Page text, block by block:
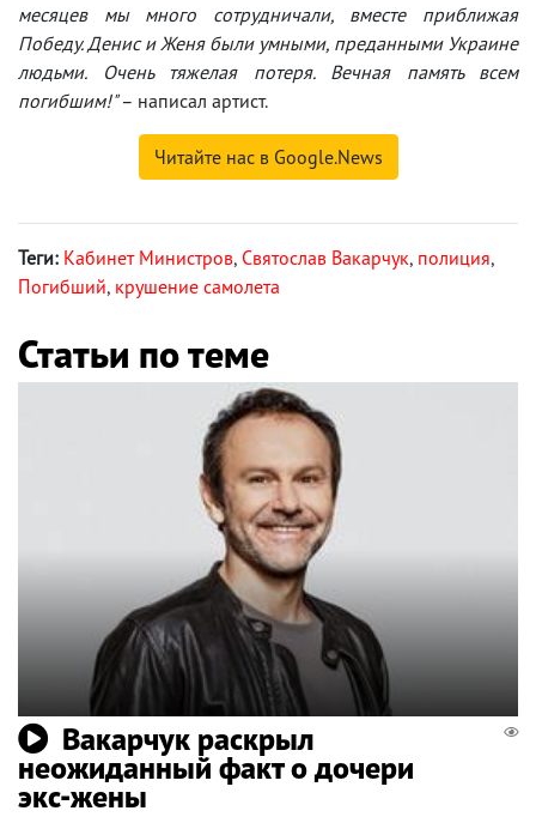
месяцев мы много сотрудничали, вместе приближая
Победу. Денис и Женя были умными, преданными Украине
людьми. Очень тяжелая потеря. Вечная память всем
погибшим!"– написал артист.
Читайте нас в Google.News
Теги: Кабинет Министров, Святослав Вакарчук, полиция,
Погибший, крушение самолета
Статьи по теме
Вакарчук раскрыл
неожиданный факт о дочери
экс-жены